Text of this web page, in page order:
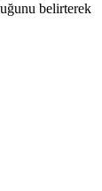
belirterek